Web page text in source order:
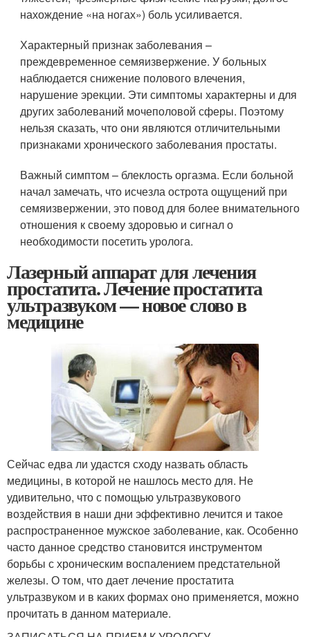
нахождение «на ногах») боль усиливается.
Характерный признак заболевания –
преждевременное семяизвержение. У больных
наблюдается снижение полового влечения,
нарушение эрекции. Эти симптомы характерны и для
других заболеваний мочеполовой сферы. Поэтому
нельзя сказать, что они являются отличительными
признаками хронического заболевания простаты.
Важный симптом – блеклость оргазма. Если больной
начал замечать, что исчезла острота ощущений при
семяизвержении, это повод для более внимательного
отношения к своему здоровью и сигнал о
необходимости посетить уролога.
Лазерный аппарат для лечения
простатита. Лечение простатита
ультразвуком — новое слово в
медицине
Сейчас едва ли удастся сходу назвать область
медицины, в которой не нашлось место для. Не
удивительно, что с помощью ультразвукового
воздействия в наши дни эффективно лечится и такое
распространенное мужское заболевание, как. Особенно
часто данное средство становится инструментом
борьбы с хроническим воспалением предстательной
железы. О том, что дает лечение простатита
ультразвуком и в каких формах оно применяется, можно
прочитать в данном материале.